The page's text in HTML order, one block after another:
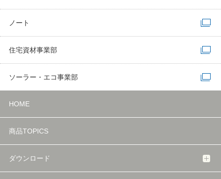
ノート
住宅資材事業部
ソーラー・エコ事業部
HOME
商品TOPICS
ダウンロード